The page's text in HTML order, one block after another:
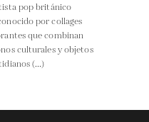
pop británico
por collages
que combinan
culturales y objetos
(...)